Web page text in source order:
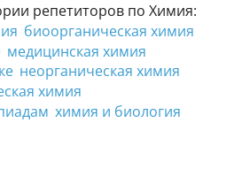
репетиторов по Химия:
биоорганическая химия
медицинская химия
неорганическая химия
химия
химия и биология